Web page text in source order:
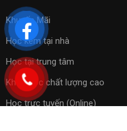
Khuyến Mãi
Học kèm tại nhà
Học tại trung tâm
Khóa học chất lượng cao
Học trực tuyến (Online)